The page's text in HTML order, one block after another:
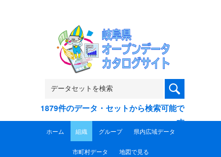
1879件のデータ・セットから検索可能で
す
ホーム 組織 グループ 県内広域データ
市町村データ 地図で見る